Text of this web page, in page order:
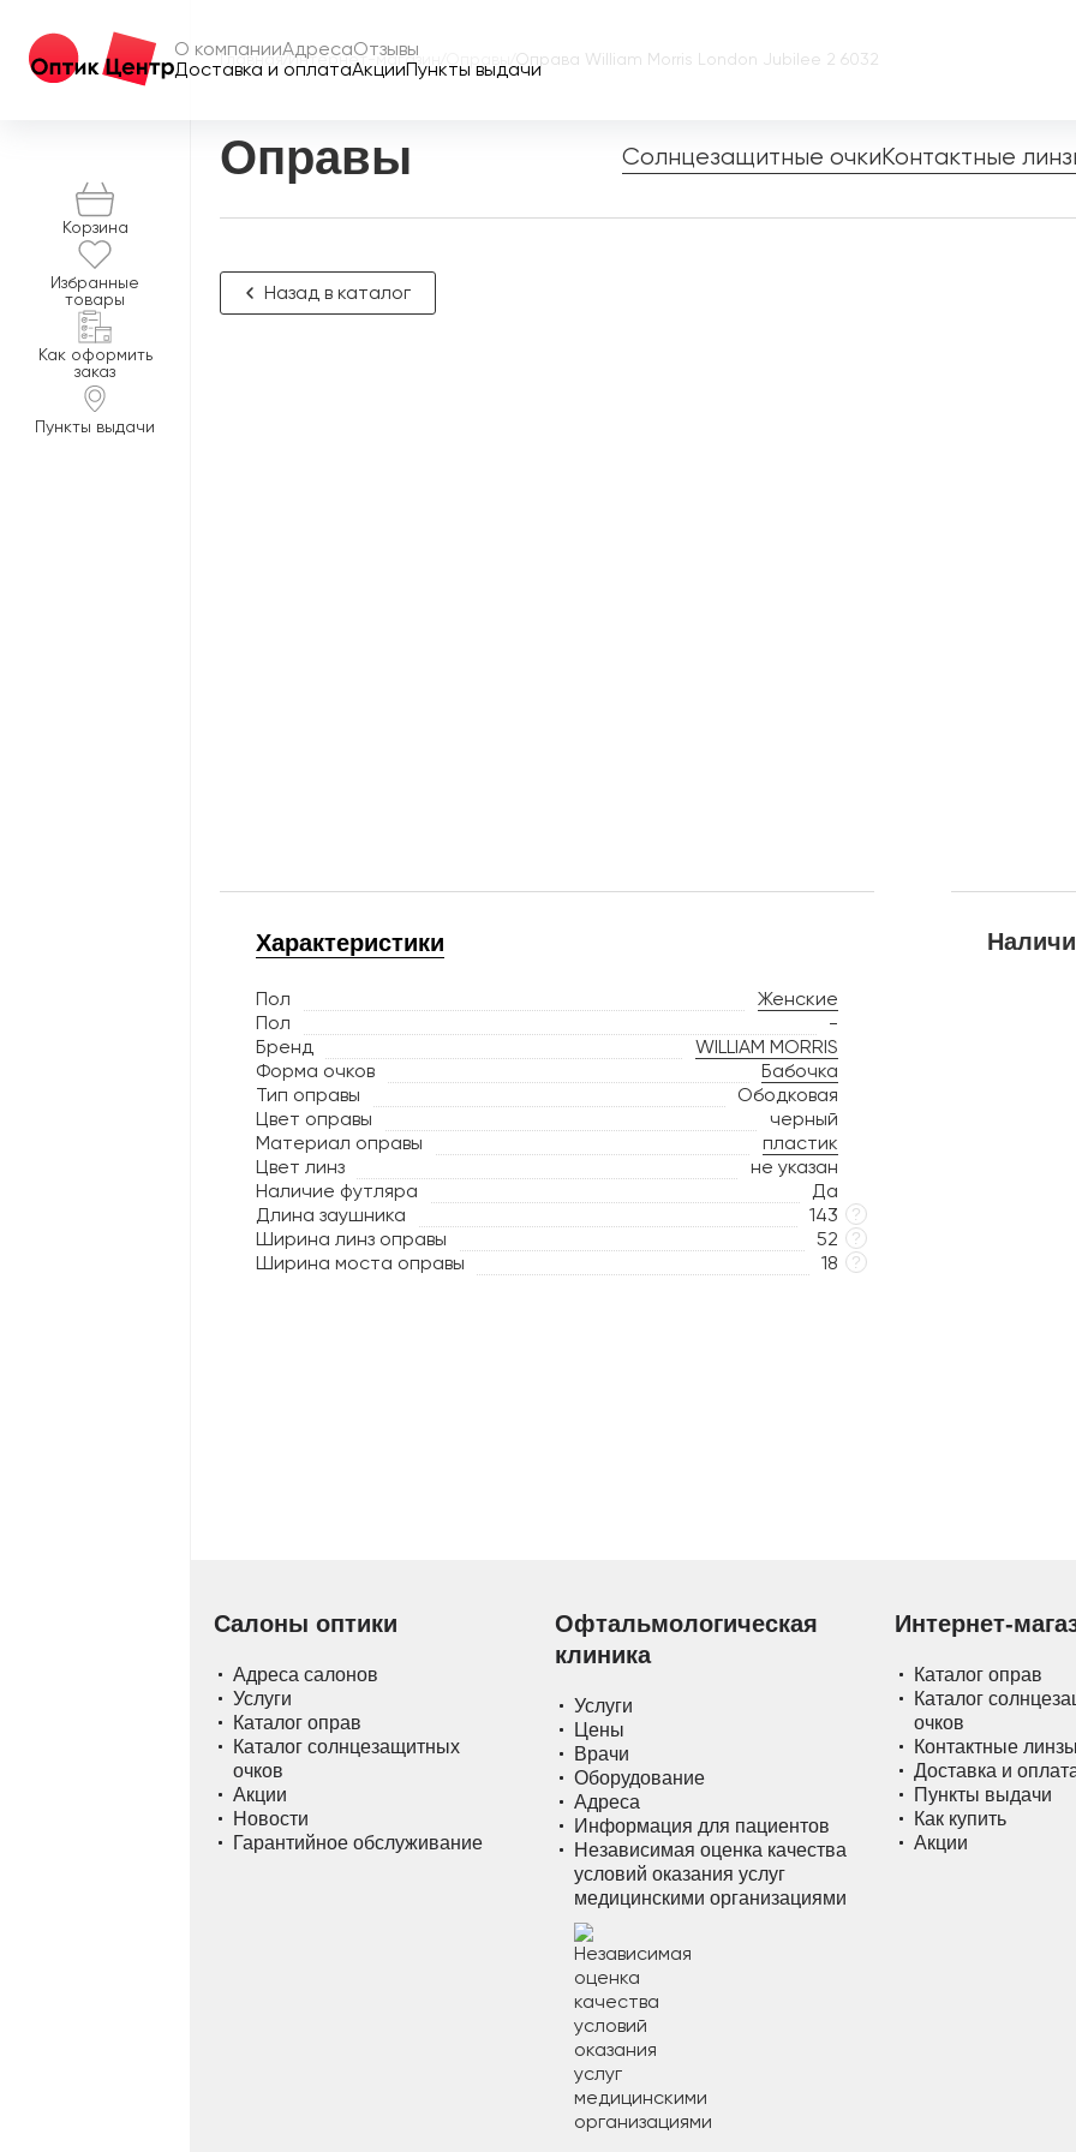
О компанииАдресаОтзывы
Доставка и оплатаАкцииПункты выдачи
Корзина
Избранные
товары
Как оформить
заказ
Пункты выдачи
Главная/ Интернет-магазин Оправа William Morris London Jubilee 2 6032
Оправы Солнцезащитные очкиКонтактные
Назад в каталог
Характеристики
Пол
Женские
Пол
-
Бренд
WILLIAM MORRIS
Форма очков
Бабочка
Тип оправы
Ободковая
Цвет оправы
черный
Материал оправы
пластик
Цвет линз
не указан
Наличие футляра
Да
Длина заушника
143 ?
Ширина линз оправы 52 ?
Ширина моста оправы 18 ?
Салоны оптики
Адреса салонов
Услуги
Каталог оправ
Каталог солнцезащитных
очков
Акции
Новости
Гарантийное обслуживание
Офтальмологическая
клиника
Услуги
Цены
Врачи
Оборудование
Адреса
Информация для пациентов
Независимая оценка качества
условий оказания услуг
медицинскими организациями
Интернет-
Каталог оправ
Каталог
очков
Контактные линзы
Доставка и
Пункты выдачи
Как купить
Акции